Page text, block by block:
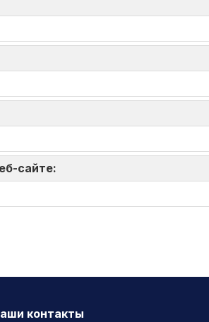
сайте:
контакты